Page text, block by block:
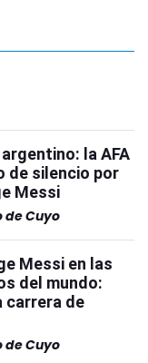
la AFA
de silencio por
Messi
de Cuyo
Messi en las
del mundo:
carrera de
de Cuyo